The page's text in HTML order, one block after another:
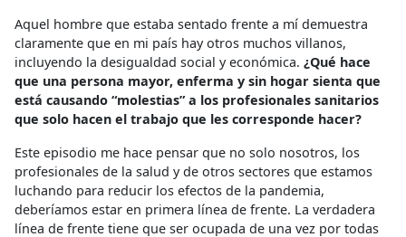
Aquel hombre que estaba sentado frente a mí demuestra
claramente que en mi país hay otros muchos villanos,
incluyendo la desigualdad social y económica. ¿Qué hace
que una persona mayor, enferma y sin hogar sienta que
está causando “molestias” a los profesionales sanitarios
que solo hacen el trabajo que les corresponde hacer?
Este episodio me hace pensar que no solo nosotros, los
profesionales de la salud y de otros sectores que estamos
luchando para reducir los efectos de la pandemia,
deberíamos estar en primera línea de frente. La verdadera
línea de frente tiene que ser ocupada de una vez por todas